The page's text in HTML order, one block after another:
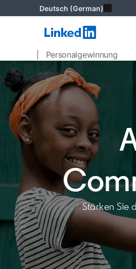
Deutsch (German)
| Personalgewinnung
Stärken Sie